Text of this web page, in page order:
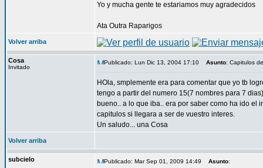
Yo y mucha gente te estariamos muy agradecidos
Ata Outra Raparigos
Volver arriba
Cosa
Invitado
Publicado: Lun Dic 13, 2004 17:10 Asunto: Capitulos
HOla, smplemente era para comentar que yo tb
tengo a partir del numero 15(7 nombres para 7
bueno.. a lo que iba.. era por saber como ha ido el
capitulos si llegara a ser de vuestro interes.
Un saludo... una Cosa
Volver arriba
subcielo Publicado: Mar Sep 01, 2009 14:49 Asunto: